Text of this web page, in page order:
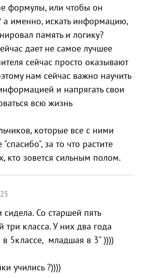
формулы, или чтобы он
а именно, искать информацию,
память и логику?
дает не самое лучшее
сейчас просто оказывают
нам сейчас важно научить
и напрягать свои
всю жизнь
которые все с ними
за то что растите
кто зовется сильным полом.
Со старшей пять
три класса. У них два года
5классе, младшая в 3" ))))
учились ?))))